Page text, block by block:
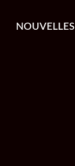
NOUVELLES